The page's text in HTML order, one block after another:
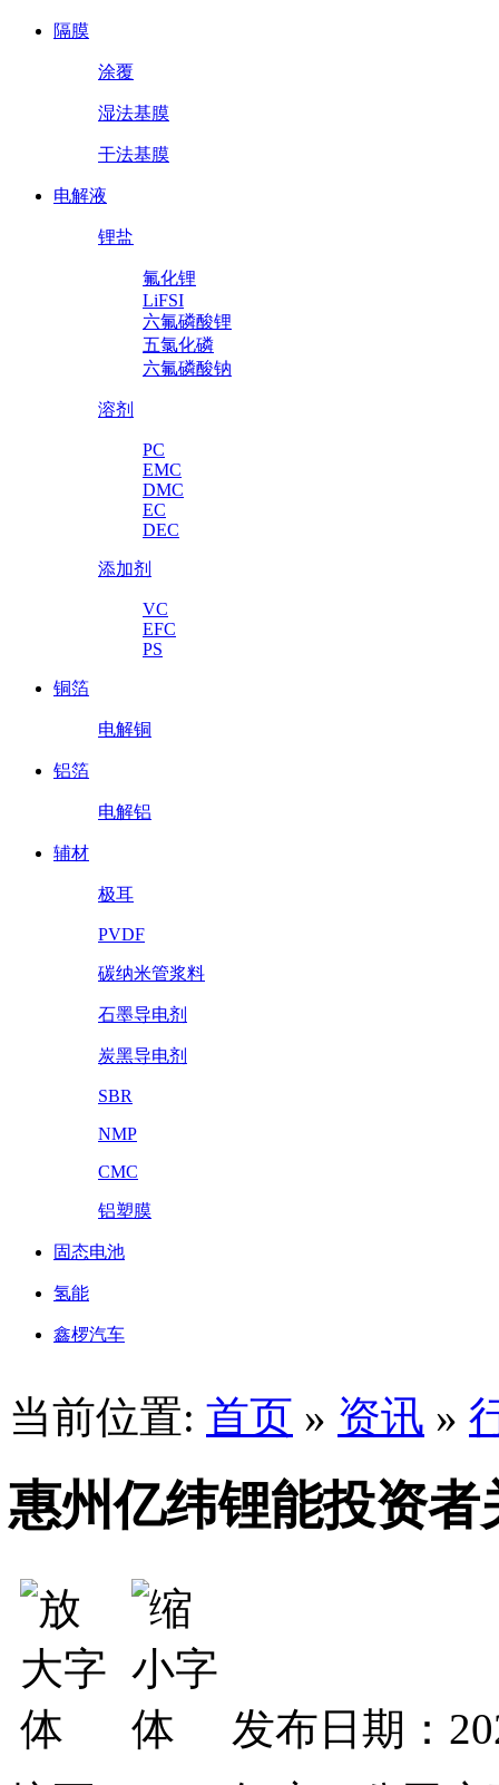
隔膜
涂覆
湿法基膜
干法基膜
电解液
锂盐
氟化锂
LiFSI
六氟磷酸锂
五氯化磷
六氟磷酸钠
溶剂
PC
EMC
DMC
EC
DEC
添加剂
VC
EFC
PS
铜箔
电解铜
铝箔
电解铝
辅材
极耳
PVDF
碳纳米管浆料
石墨导电剂
炭黑导电剂
SBR
NMP
CMC
铝塑膜
固态电池
氢能
鑫椤汽车
当前位置: 首页 » 资讯 »
惠州亿纬锂能投资者
发布日期：